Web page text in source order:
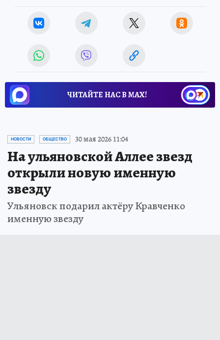
ЧИТАЙТЕ НАС В МАХ!
НОВОСТИ ОБЩЕСТВО 30 мая 2026 11:04
На ульяновской Аллее звезд
открыли новую именную
звезду
Ульяновск подарил актёру Кравченко
именную звезду